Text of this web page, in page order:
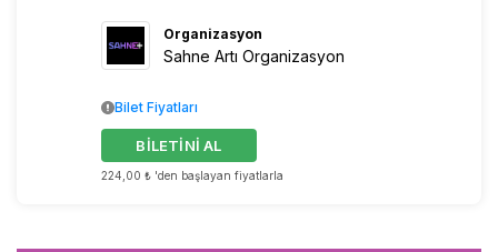
Organizasyon
Sahne Artı Organizasyon
224,00 ₺ 'den başlayan fiyatlarla
BİLETİNİ AL
Bilet Fiyatları